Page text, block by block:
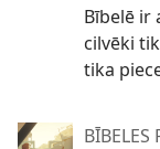
Bībelē ir
cilvēki
tika
BĪBELES